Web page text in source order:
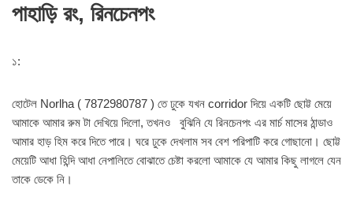
পাহাড়ি রং, রিনচেনপং
১:
হোটেল Norlha ( 7872980787 ) তে ঢুকে যখন corridor দিয়ে একটি ছোট্ট মেয়ে
আমাকে আমার রুম টা দেখিয়ে দিলো, তখনও বুঝিনি যে রিনচেনপং এর মার্চ মাসের ঠান্ডাও
আমার হাড় হিম করে দিতে পারে। ঘরে ঢুকে দেখলাম সব বেশ পরিপাটি করে গোছানো। ছোট্ট
মেয়েটি আধা হিন্দি আধা নেপালিতে বোঝাতে চেষ্টা করলো আমাকে যে আমার কিছু লাগলে যেন
তাকে ডেকে নি।